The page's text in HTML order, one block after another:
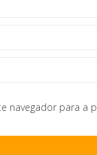
navegador para a